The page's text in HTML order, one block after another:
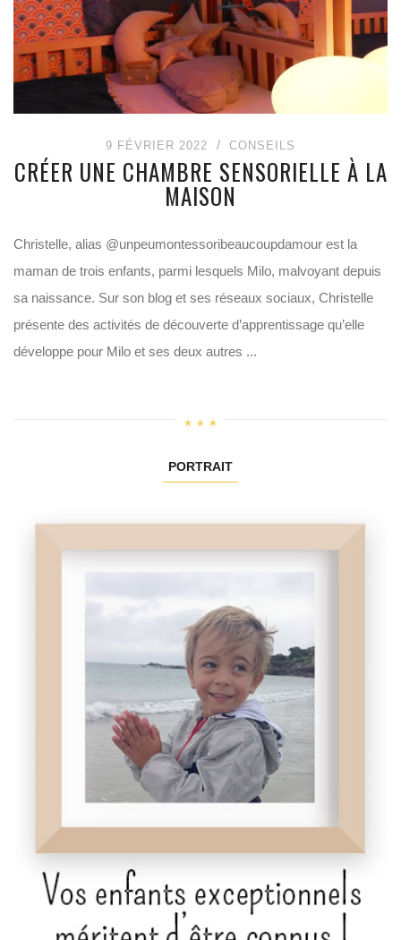
9 FÉVRIER 2022 CONSEILS
CRÉER UNE CHAMBRE SENSORIELLE À LA
MAISON
Christelle, alias @unpeumontessoribeaucoupdamour est la
maman de trois enfants, parmi lesquels Milo, malvoyant depuis
sa naissance. Sur son blog et ses réseaux sociaux, Christelle
présente des activités de découverte d’apprentissage qu’elle
développe pour Milo et ses deux autres ...
PORTRAIT